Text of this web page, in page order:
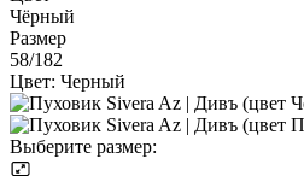
Чёрный
Размер
58/182
Цвет: Черный
Выберите размер: